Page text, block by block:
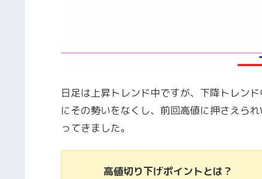
日足は上昇トレンド中ですが、下降トレン
にその勢いをなくし、前回高値に押さえら
ってきました。
高値切り下げポイントとは？